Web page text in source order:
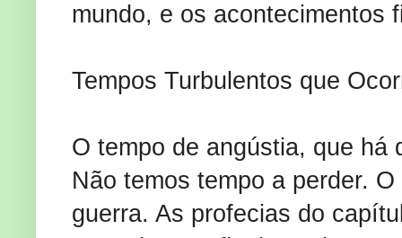
mundo, e os acontecimentos
Tempos Turbulentos que
O tempo de angústia, que há
Não temos tempo a perder.
guerra. As profecias do